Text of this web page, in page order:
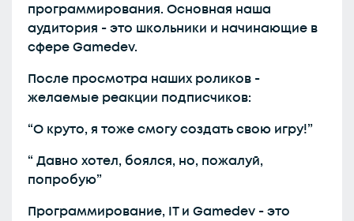
программирования. Основная наша
аудитория - это школьники и начинающие в
сфере Gamedev.
После просмотра наших роликов -
желаемые реакции подписчиков:
“О круто, я тоже смогу создать свою игру!”
“ Давно хотел, боялся, но, пожалуй,
попробую”
Программирование, IT и Gamedev - это